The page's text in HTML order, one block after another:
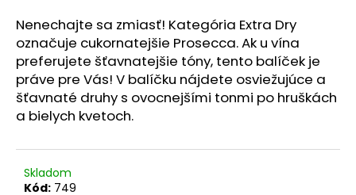
Nenechajte sa zmiasť! Kategória Extra Dry
označuje cukornatejšie Prosecca. Ak u vína
preferujete šťavnatejšie tóny, tento balíček je
práve pre Vás! V balíčku nájdete osviežujúce a
šťavnaté druhy s ovocnejšími tonmi po hruškách
a bielych kvetoch.
Skladom
Kód: 749
á
j
s
ť
?